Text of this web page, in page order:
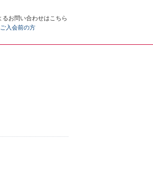
るお問い合わせはこちら
ご入会前の方